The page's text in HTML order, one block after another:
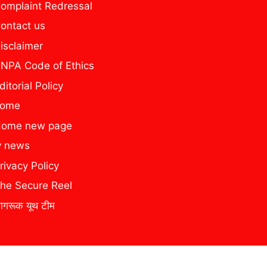
Redressal
us
Code of Ethics
Policy
new page
news
Policy
Secure Reel
यूथ टीम